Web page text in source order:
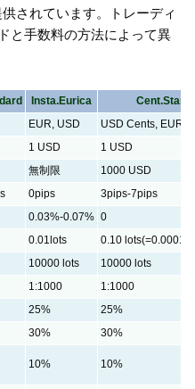
されています。トレーディ
と手数料の方法によって異
Insta.Eurica
EUR, USD
USD Cents, EUR
1 USD
1 USD
無制限
1000 USD
0pips
3pips-7pips
0.03%-0.07% 0
0.01lots
0.10 lots(=0.0001
10000 lots
10000 lots
1:1000
1:1000
25%
25%
30%
30%
10% 10%